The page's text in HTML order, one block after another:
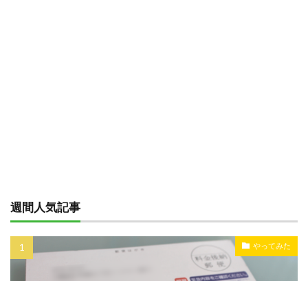
週間人気記事
やってみた